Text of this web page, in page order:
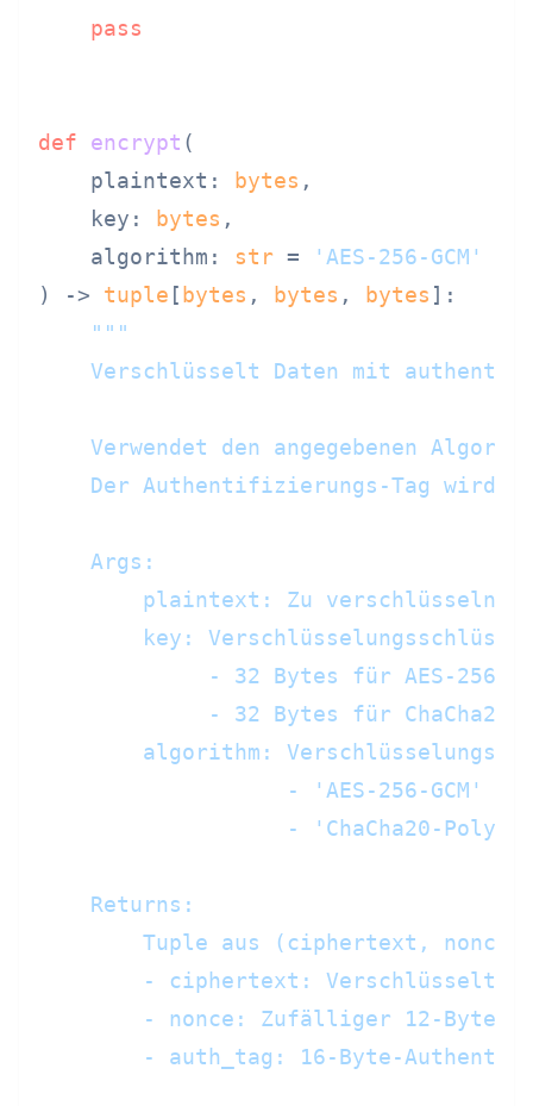
pass
def encrypt (
    plaintext:
bytes ,
    key:
bytes ,
    algorithm:
str =
'AES-256-GCM'
) -> tuple [ bytes , bytes , bytes ]:
"""
Verschlüsselt Daten mit
Verwendet den angegebenen
Der Authentifizierungs-Tag wird
    Args:
plaintext: Zu
key:
- 32 Bytes für AES-256-
- 32 Bytes für ChaCha20-
algorithm:
- 'AES-256-GCM'
- 'ChaCha20-
    Returns:
Tuple aus (ciphertext, nonce,
- ciphertext: Verschlüsselte
- nonce: Zufälliger 12-Byte-
- auth_tag: 16-Byte-